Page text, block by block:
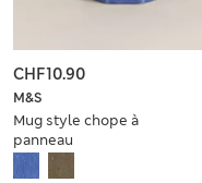
M&S
Mug style chope à
panneau
CHF10.90